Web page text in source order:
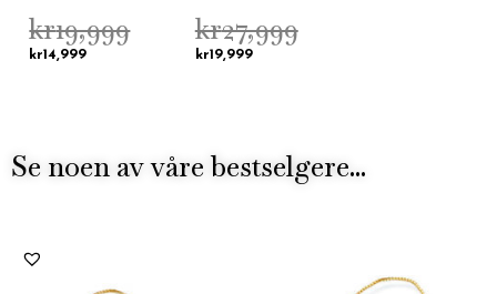
kr19,999
kr14,999
kr27,999
kr19,999
Se noen av våre bestselgere...